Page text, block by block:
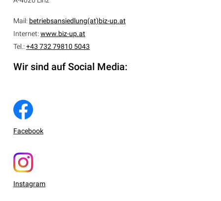
Mail: betriebsansiedlung(at)biz-up.at
Internet: www.biz-up.at
Tel.: +43 732 79810 5043
Wir sind auf Social Media:
Facebook
Instagram